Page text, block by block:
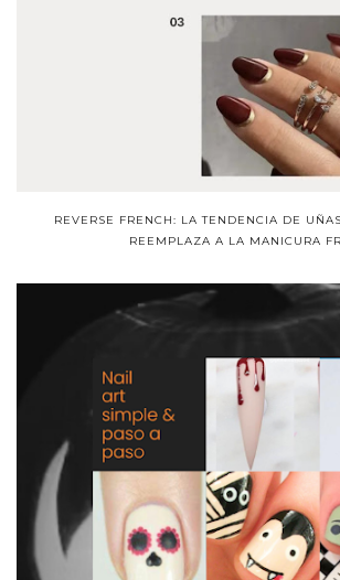
REVERSE FRENCH: LA TENDENCIA DE
REEMPLAZA A LA MANICURA